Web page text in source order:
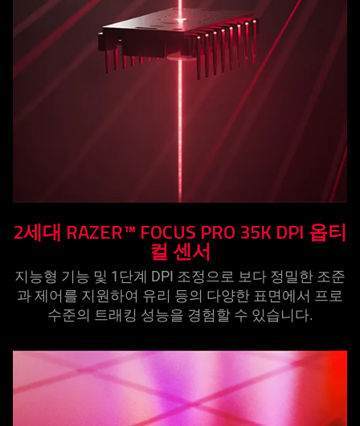
2세대 RAZER™ FOCUS PRO 35K DPI 옵티
컬 센서
지능형 기능 및 1단계 DPI 조정으로 보다 정밀한 조준
과 제어를 지원하여 유리 등의 다양한 표면에서 프로
수준의 트래킹 성능을 경험할 수 있습니다.